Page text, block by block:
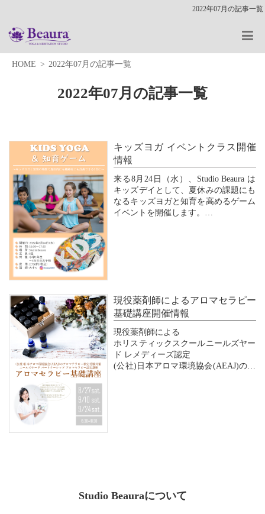
2022年07月の記事一覧
HOME 2022年07月の記事一覧
2022年07月の記事一覧
キッズヨガ イベントクラス開催
情報
来る8月24日（水）、Studio Beaura は
キッズデイとして、夏休みの課題にも
なるキッズヨガと知育を高めるゲーム
イベントを開催します。
現役薬剤師によるアロマセラピー
基礎講座開催情報
現役薬剤師による
ホリスティックスクールニールズヤー
ド レメディーズ認定
(公社)日本アロマ環境協会(AEAJ)のア
Studio Beauraについて